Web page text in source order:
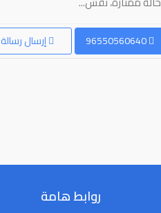
إرسال رسالة 96550560640
روابط هامة